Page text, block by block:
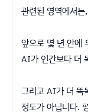
관련된 영역에서
앞으로 몇 년 안
AI가 인간보다 더
그리고 AI가 더 똑
정도가 아닙니다.